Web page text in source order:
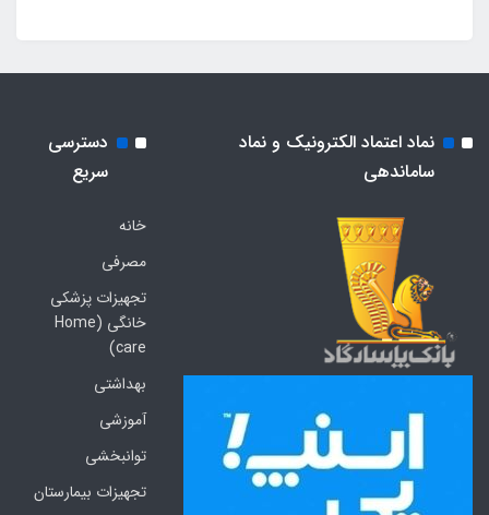
نماد اعتماد الکترونیک و نماد
ساماندهی
دسترسی
سریع
خانه
مصرفی
تجهیزات پزشکی
خانگی (Home
care)
بهداشتی
آموزشی
توانبخشی
تجهیزات بیمارستان